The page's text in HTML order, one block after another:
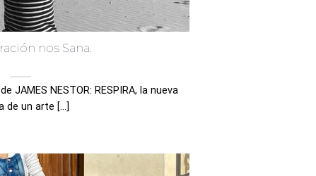
nos Sana.
JAMES NESTOR: RESPIRA, la nueva
de un arte [...]